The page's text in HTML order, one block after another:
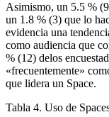
Asimismo, un 5.5 %
un 1.8 % (3) que lo
evidencia una
como audiencia que
% (12) delos
«frecuentemente»
que lidera un Space.
Tabla 4. Uso de